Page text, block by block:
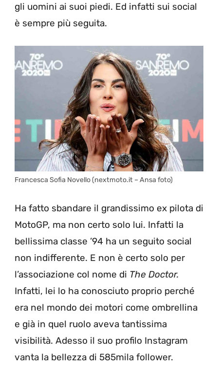
gli uomini ai suoi piedi. Ed infatti sui social
è sempre più seguita.
Francesca Sofia Novello (nextmoto.it – Ansa foto)
Ha fatto sbandare il grandissimo ex pilota di
MotoGP, ma non certo solo lui. Infatti la
bellissima classe ’94 ha un seguito social
non indifferente. E non è certo solo per
l’associazione col nome di The Doctor.
Infatti, lei lo ha conosciuto proprio perché
era nel mondo dei motori come ombrellina
e già in quel ruolo aveva tantissima
visibilità. Adesso il suo profilo Instagram
vanta la bellezza di 585mila follower.